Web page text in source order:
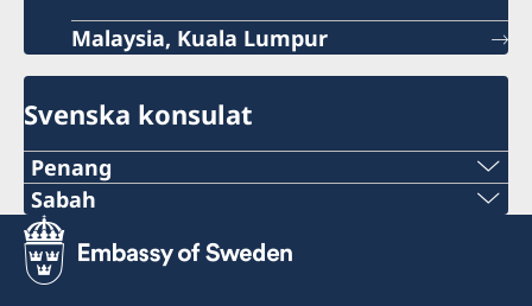
Malaysia, Kuala Lumpur
Svenska konsulat
Penang
Tel:
+60-19-444 6686
Sabah
Tel:
+6016-5000 559